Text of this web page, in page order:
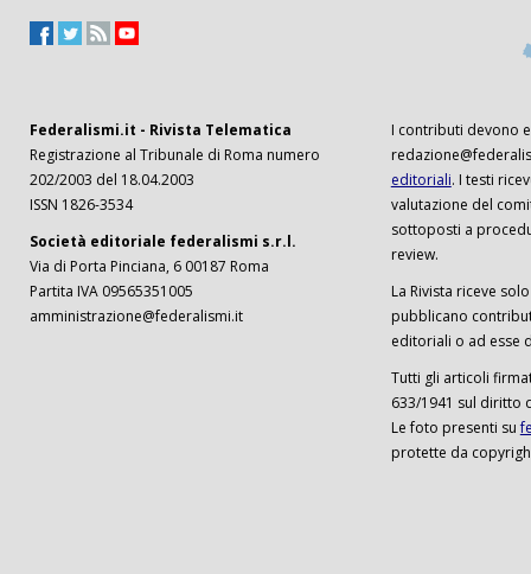
Federalismi.it - Rivista Telematica
Registrazione al Tribunale di Roma numero
202/2003 del 18.04.2003
ISSN 1826-3534
Società editoriale federalismi s.r.l.
Via di Porta Pinciana, 6 00187 Roma
Partita IVA 09565351005
amministrazione@federalismi.it
I contributi devono
editoriali. I testi
valutazione del
sottoposti a
review.
La Rivista riceve
pubblicano
editoriali o ad esse
Tutti gli articoli
633/1941 sul diritto
Le foto presenti su
protette da